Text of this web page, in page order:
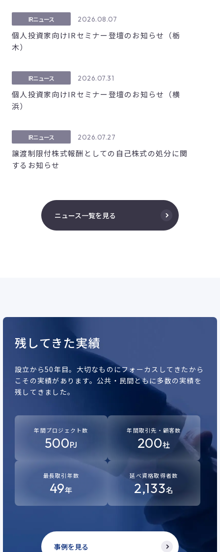
2026.08.07
IRニュース
個人投資家向けIRセミナー登壇のお知らせ（栃
木）
2026.07.31
IRニュース
個人投資家向けIRセミナー登壇のお知らせ（横
浜）
2026.07.27
IRニュース
譲渡制限付株式報酬としての自己株式の処分に関
するお知らせ
ニュース一覧を見る
残してきた実績
設立から50年目。 大切なものにフォーカスしてきたから
こその実績があります。 公共・民間ともに多数の実績を
残してきました。
事例を見る
年間プロジェクト数
500PJ
年間取引先・顧客数
200社
最長取引年数
49年
延べ資格取得者数
2,133名